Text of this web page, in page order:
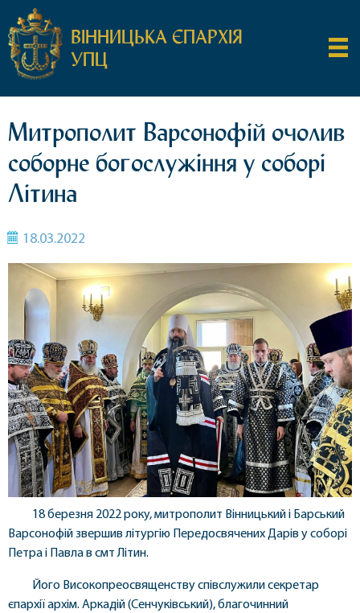
ВІННИЦЬКА ЄПАРХІЯ
УПЦ
Митрополит Варсонофій очолив
соборне богослужіння у соборі
Літина
18.03.2022
18 березня 2022 року, митрополит Вінницький і Барський
Варсонофій звершив літургію Передосвячених Дарів у соборі
Петра і Павла в смт Літин.
Його Високопреосвященству співслужили секретар
єпархії архім. Аркадій (Сенчуківський), благочинний